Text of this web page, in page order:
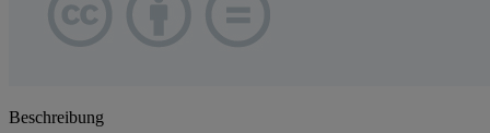
Beschreibung